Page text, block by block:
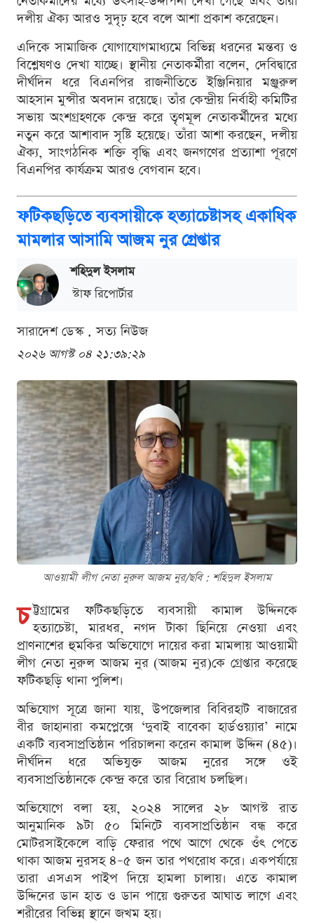
দলীয় ঐক্য আরও সুদৃঢ় হবে বলে আশা প্রকাশ করেছেন।
এদিকে সামাজিক যোগাযোগমাধ্যমে বিভিন্ন ধরনের মন্তব্য ও
বিশ্লেষণও দেখা যাচ্ছে। স্থানীয় নেতাকর্মীরা বলেন, দেবিদ্বারে
দীর্ঘদিন ধরে বিএনপির রাজনীতিতে ইঞ্জিনিয়ার মঞ্জুরুল
আহসান মুন্সীর অবদান রয়েছে। তাঁর কেন্দ্রীয় নির্বাহী কমিটির
সভায় অংশগ্রহণকে কেন্দ্র করে তৃণমূল নেতাকর্মীদের মধ্যে
নতুন করে আশাবাদ সৃষ্টি হয়েছে। তাঁরা আশা করছেন, দলীয়
ঐক্য, সাংগঠনিক শক্তি বৃদ্ধি এবং জনগণের প্রত্যাশা পূরণে
বিএনপির কার্যক্রম আরও বেগবান হবে।
ফটিকছড়িতে ব্যবসায়ীকে হত্যাচেষ্টাসহ একাধিক
মামলার আসামি আজম নুর গ্রেপ্তার
শ‌হিদুল ইসলাম
স্টাফ রিপোর্টার
সারাদেশ ডেস্ক . সত্য নিউজ
২০২৬ আগস্ট ০৪ ২১:৩৯:২৯
আওয়ামী লীগ নেতা নুরুল আজম নুর/ছবি : শ‌হিদুল ইসলাম
চ ট্টগ্রামের ফটিকছড়িতে ব্যবসায়ী কামাল উদ্দিনকে
হত্যাচেষ্টা, মারধর, নগদ টাকা ছিনিয়ে নেওয়া এবং
প্রাণনাশের হুমকির অভিযোগে দায়ের করা মামলায় আওয়ামী
লীগ নেতা নুরুল আজম নুর (আজম নুর)কে গ্রেপ্তার করেছে
ফটিকছড়ি থানা পুলিশ।
অভিযোগ সূত্রে জানা যায়, উপজেলার বিবিরহাট বাজারের
বীর জাহানারা কমপ্লেক্সে ‘দুবাই বাবেকা হার্ডওয়্যার’ নামে
একটি ব্যবসাপ্রতিষ্ঠান পরিচালনা করেন কামাল উদ্দিন (৪৫)।
দীর্ঘদিন ধরে অভিযুক্ত আজম নুরের সঙ্গে ওই
ব্যবসাপ্রতিষ্ঠানকে কেন্দ্র করে তার বিরোধ চলছিল।
অভিযোগে বলা হয়, ২০২৪ সালের ২৮ আগস্ট রাত
আনুমানিক ৯টা ৫০ মিনিটে ব্যবসাপ্রতিষ্ঠান বন্ধ করে
মোটরসাইকেলে বাড়ি ফেরার পথে আগে থেকে ওঁৎ পেতে
থাকা আজম নুরসহ ৪–৫ জন তার পথরোধ করে। একপর্যায়ে
তারা এসএস পাইপ দিয়ে হামলা চালায়। এতে কামাল
উদ্দিনের ডান হাত ও ডান পায়ে গুরুতর আঘাত লাগে এবং
শরীরের বিভিন্ন স্থানে জখম হয়।